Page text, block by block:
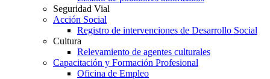
Seguridad Vial
Acción Social
Registro de intervenciones de Desarrollo Social
Cultura
Relevamiento de agentes culturales
Capacitación y Formación Profesional
Oficina de Empleo